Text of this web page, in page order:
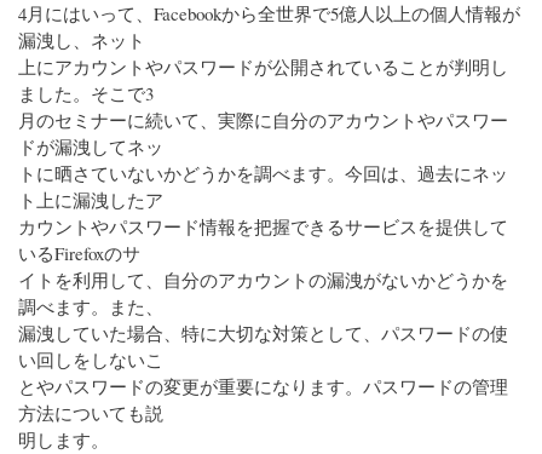
4月にはいって、Facebookから全世界で5億人以上の個人情報が
漏洩し、ネット
上にアカウントやパスワードが公開されていることが判明し
ました。そこで3
月のセミナーに続いて、実際に自分のアカウントやパスワー
ドが漏洩してネッ
トに晒さていないかどうかを調べます。今回は、過去にネッ
ト上に漏洩したア
カウントやパスワード情報を把握できるサービスを提供して
いるFirefoxのサ
イトを利用して、自分のアカウントの漏洩がないかどうかを
調べます。また、
漏洩していた場合、特に大切な対策として、パスワードの使
い回しをしないこ
とやパスワードの変更が重要になります。パスワードの管理
方法についても説
明します。